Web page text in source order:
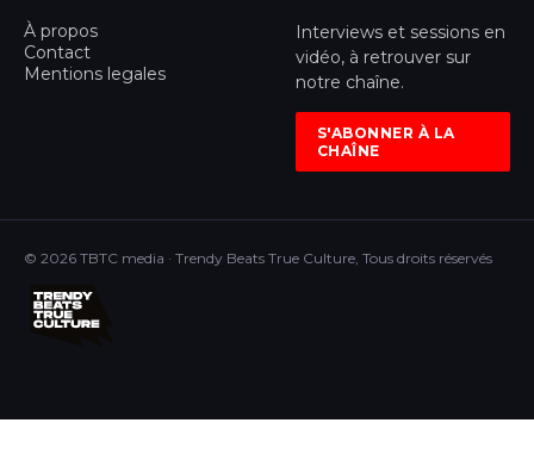
À propos
Contact
Mentions legales
Interviews et sessions en
vidéo, à retrouver sur
notre chaîne.
S'ABONNER À LA
CHAÎNE
© 2026 TBTC media · Trendy Beats True Culture, Tous droits réservés